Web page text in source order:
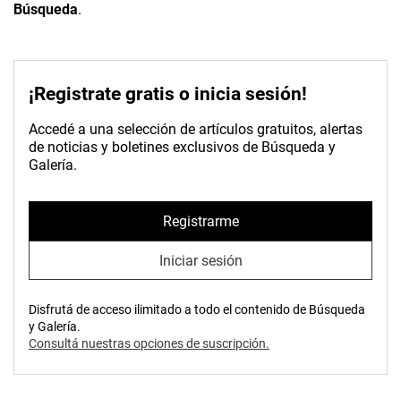
Búsqueda.
¡Registrate gratis o inicia sesión!
Accedé a una selección de artículos gratuitos, alertas
de noticias y boletines exclusivos de Búsqueda y
Galería.
Registrarme
Iniciar sesión
Disfrutá de acceso ilimitado a todo el contenido de Búsqueda
y Galería.
Consultá nuestras opciones de suscripción.